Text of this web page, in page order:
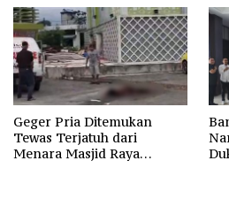
Geger Pria Ditemukan
Tewas Terjatuh dari
Menara Masjid Raya